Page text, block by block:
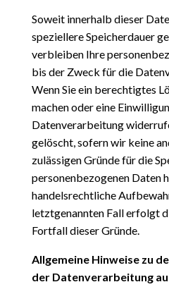
Soweit innerhalb dieser
speziellere Speicherdauer
verbleiben Ihre
bis der Zweck für die
Wenn Sie ein berechtigtes
machen oder eine
Datenverarbeitung
gelöscht, sofern wir keine
zulässigen Gründe für die
personenbezogenen Daten
handelsrechtliche
letztgenannten Fall erfolgt
Fortfall dieser Gründe.
Allgemeine Hinweise zu
der Datenverarbeitung